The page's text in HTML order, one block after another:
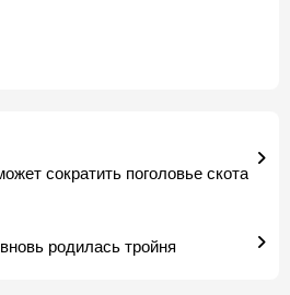
сократить поголовье скота
родилась тройня